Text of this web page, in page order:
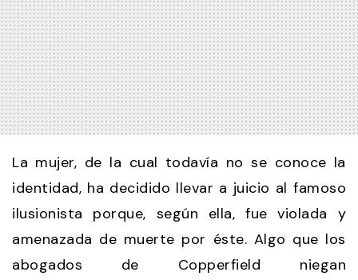
La mujer, de la cual todavía no se conoce la
identidad, ha decidido llevar a juicio al famoso
ilusionista porque, según ella, fue violada y
amenazada de muerte por éste. Algo que los
abogados de Copperfield niegan